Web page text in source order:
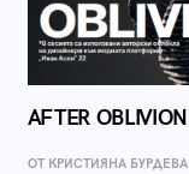
AFTER OBLIVION
ОТ КРИСТИЯНА БУРДЕВА